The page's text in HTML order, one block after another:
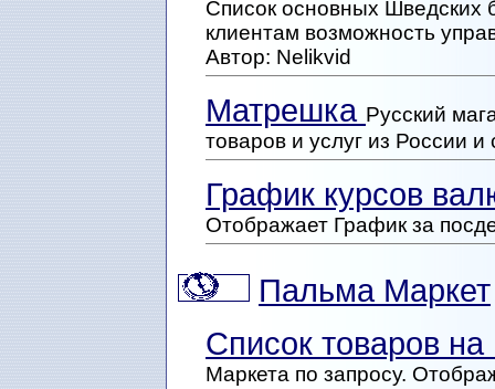
Список основных Шведских
клиентам возможность
Автор: Nelikvid
Матрешка Русский
товаров и услуг из России и
График курсов
Отображает График за
Пальма Маркет
Список товаров
Маркета по запросу.